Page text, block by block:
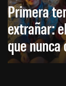
Primera
extrañar:
que